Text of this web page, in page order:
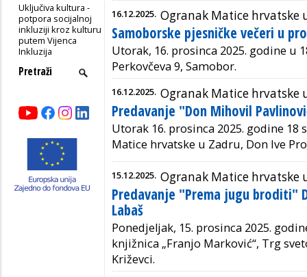
Uključiva kultura -
potpora socijalnoj
inkluziji kroz kulturu
putem Vijenca
Inkluzija
16.12.2025. Ogranak Matice hrvatske
Samoborske pjesničke večeri u
Utorak, 16. prosinca 2025. godine u
Perkovčeva 9, Samobor.
16.12.2025. Ogranak Matice hrvatske
Predavanje "Don Mihovil
Utorak 16. prosinca 2025. godine 18
Matice hrvatske u Zadru, Don Ive
15.12.2025. Ogranak Matice hrvatske
Predavanje "Prema jugu broditi"
Labaš
Ponedjeljak, 15. prosinca 2025.
knjižnica „Franjo Marković“, Trg
Križevci.